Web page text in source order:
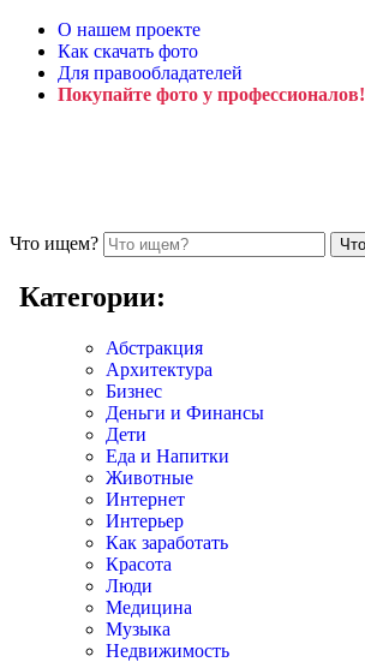
О нашем проекте
Как скачать фото
Для правообладателей
Покупайте фото у профессионалов!
Что ищем?
Категории:
Абстракция
Архитектура
Бизнес
Деньги и Финансы
Дети
Еда и Напитки
Животные
Интернет
Интерьер
Как заработать
Красота
Люди
Медицина
Музыка
Недвижимость